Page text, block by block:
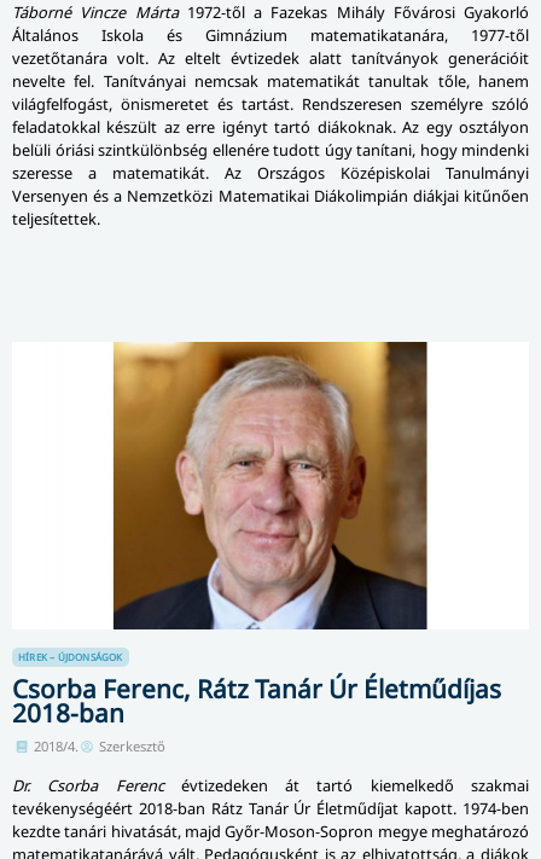
Táborné Vincze Márta1972-től a Fazekas Mihály Fővárosi Gyakorló
Általános Iskola és Gimnázium matematikatanára, 1977-től
vezetőtanára volt. Az eltelt évtizedek alatt tanítványok generációit
nevelte fel. Tanítványai nemcsak matematikát tanultak tőle, hanem
világfelfogást, önismeretet és tartást. Rendszeresen személyre szóló
feladatokkal készült az erre igényt tartó diákoknak. Az egy osztályon
belüli óriási szintkülönbség ellenére tudott úgy tanítani, hogy mindenki
szeresse a matematikát. Az Országos Középiskolai Tanulmányi
Versenyen és a Nemzetközi Matematikai Diákolimpián diákjai kitűnően
teljesítettek.
HÍREK – ÚJDONSÁGOK
Csorba Ferenc, Rátz Tanár Úr Életműdíjas
2018-ban
2018/4. Szerkesztő
Dr. Csorba Ferencévtizedeken át tartó kiemelkedő szakmai
tevékenységéért 2018-ban Rátz Tanár Úr Életműdíjat kapott. 1974-ben
kezdte tanári hivatását, majd Győr-Moson-Sopron megye meghatározó
matematikatanárává vált. Pedagógusként is az elhivatottság, a diákok